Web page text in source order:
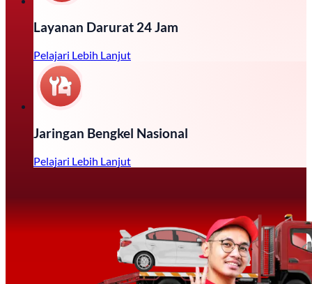
Layanan Darurat 24 Jam
Pelajari Lebih Lanjut
Jaringan Bengkel Nasional
Pelajari Lebih Lanjut